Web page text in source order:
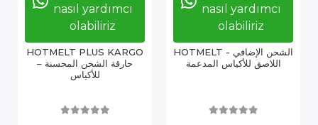
nasıl yardımcı
olabiliriz
HOTMELT PLUS KARGO
– حارقة الشحن المحسنة
للأكیاس
nasıl yardımcı
olabiliriz
HOTMELT الشحن الإضافي -
اللاصق للأكياس المدعمة